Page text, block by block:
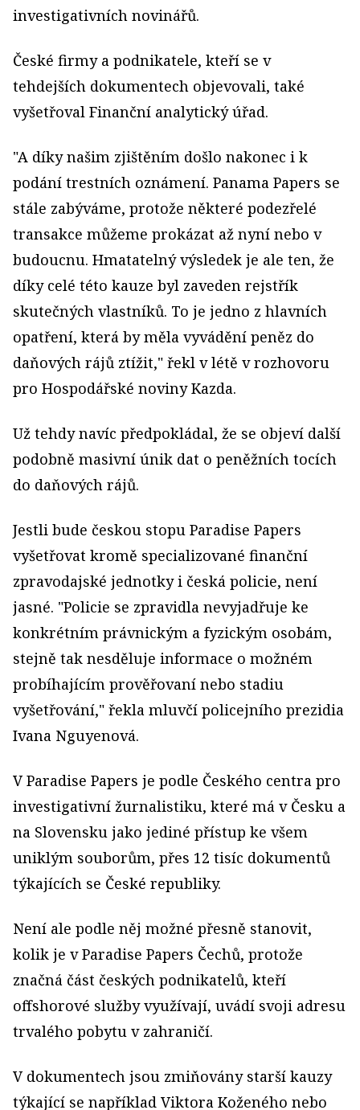
investigativních novinářů.
České firmy a podnikatele, kteří se v
tehdejších dokumentech objevovali, také
vyšetřoval Finanční analytický úřad.
"A díky našim zjištěním došlo nakonec i k
podání trestních oznámení. Panama Papers se
stále zabýváme, protože některé podezřelé
transakce můžeme prokázat až nyní nebo v
budoucnu. Hmatatelný výsledek je ale ten, že
díky celé této kauze byl zaveden rejstřík
skutečných vlastníků. To je jedno z hlavních
opatření, která by měla vyvádění peněz do
daňových rájů ztížit," řekl v létě v rozhovoru
pro Hospodářské noviny Kazda.
Už tehdy navíc předpokládal, že se objeví další
podobně masivní únik dat o peněžních tocích
do daňových rájů.
Jestli bude českou stopu Paradise Papers
vyšetřovat kromě specializované finanční
zpravodajské jednotky i česká policie, není
jasné. "Policie se zpravidla nevyjadřuje ke
konkrétním právnickým a fyzickým osobám,
stejně tak nesděluje informace o možném
probíhajícím prověřovaní nebo stadiu
vyšetřování," řekla mluvčí policejního prezidia
Ivana Nguyenová.
V Paradise Papers je podle Českého centra pro
investigativní žurnalistiku, které má v Česku a
na Slovensku jako jediné přístup ke všem
uniklým souborům, přes 12 tisíc dokumentů
týkajících se České republiky.
Není ale podle něj možné přesně stanovit,
kolik je v Paradise Papers Čechů, protože
značná část českých podnikatelů, kteří
offshorové služby využívají, uvádí svoji adresu
trvalého pobytu v zahraničí.
V dokumentech jsou zmiňovány starší kauzy
týkající se například Viktora Koženého nebo